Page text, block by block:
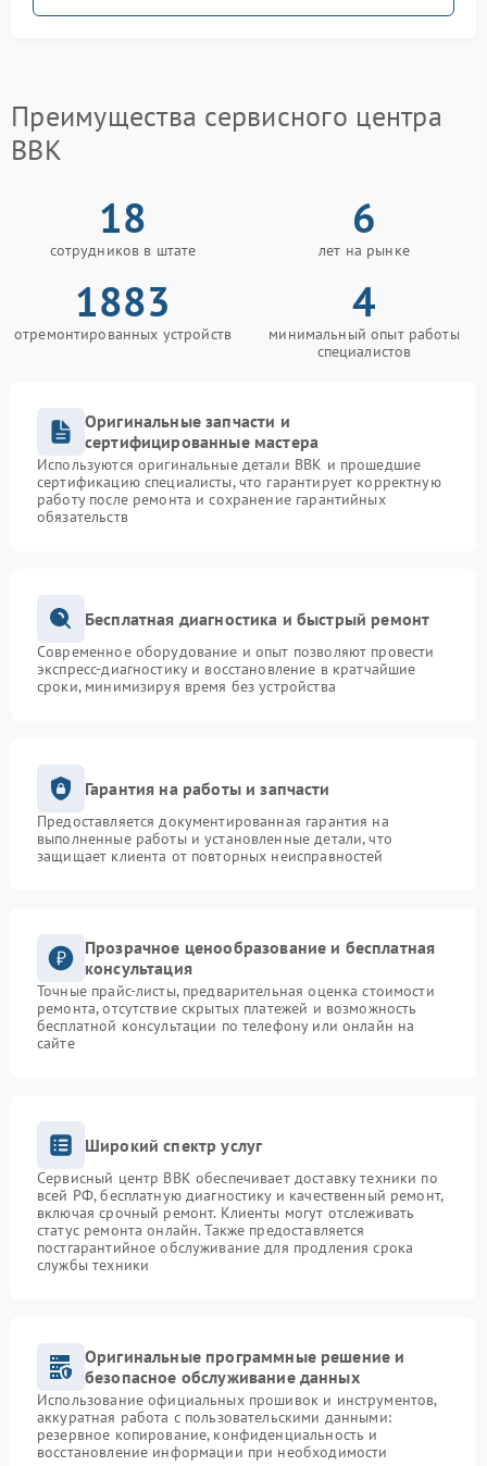
Преимущества сервисного центра
BBK
18
сотрудников в штате
6
лет на рынке
1883
отремонтированных устройств
4
минимальный опыт работы
специалистов
Оригинальные запчасти и
сертифицированные мастера
Используются оригинальные детали BBK и прошедшие
сертификацию специалисты, что гарантирует корректную
работу после ремонта и сохранение гарантийных
обязательств
Бесплатная диагностика и быстрый ремонт
Современное оборудование и опыт позволяют провести
экспресс-диагностику и восстановление в кратчайшие
сроки, минимизируя время без устройства
Гарантия на работы и запчасти
Предоставляется документированная гарантия на
выполненные работы и установленные детали, что
защищает клиента от повторных неисправностей
Прозрачное ценообразование и бесплатная
консультация
Точные прайс-листы, предварительная оценка стоимости
ремонта, отсутствие скрытых платежей и возможность
бесплатной консультации по телефону или онлайн на
сайте
Широкий спектр услуг
Сервисный центр BBK обеспечивает доставку техники по
всей РФ, бесплатную диагностику и качественный ремонт,
включая срочный ремонт. Клиенты могут отслеживать
статус ремонта онлайн. Также предоставляется
постгарантийное обслуживание для продления срока
службы техники
Оригинальные программные решение и
безопасное обслуживание данных
Использование официальных прошивок и инструментов,
аккуратная работа с пользовательскими данными:
резервное копирование, конфиденциальность и
восстановление информации при необходимости